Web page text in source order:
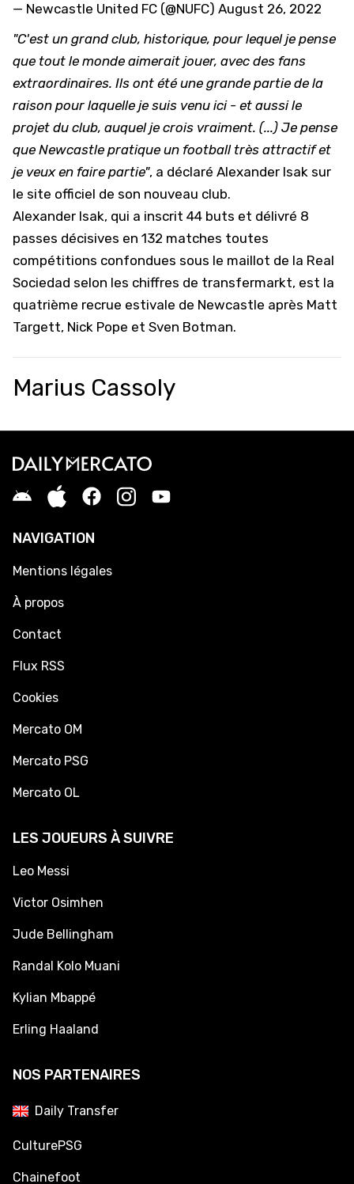
— Newcastle United FC (@NUFC) August 26, 2022
"C'est un grand club, historique, pour lequel je pense
que tout le monde aimerait jouer, avec des fans
extraordinaires. Ils ont été une grande partie de la
raison pour laquelle je suis venu ici - et aussi le
projet du club, auquel je crois vraiment. (...) Je pense
que Newcastle pratique un football très attractif et
je veux en faire partie", a déclaré Alexander Isak sur
le site officiel de son nouveau club.
Alexander Isak, qui a inscrit 44 buts et délivré 8
passes décisives en 132 matches toutes
compétitions confondues sous le maillot de la Real
Sociedad selon les chiffres de transfermarkt, est la
quatrième recrue estivale de Newcastle après Matt
Targett, Nick Pope et Sven Botman.
Marius Cassoly
NAVIGATION
Mentions légales
À propos
Contact
Flux RSS
Cookies
Mercato OM
Mercato PSG
Mercato OL
LES JOUEURS À SUIVRE
Leo Messi
Victor Osimhen
Jude Bellingham
Randal Kolo Muani
Kylian Mbappé
Erling Haaland
NOS PARTENAIRES
Daily Transfer
CulturePSG
Chainefoot